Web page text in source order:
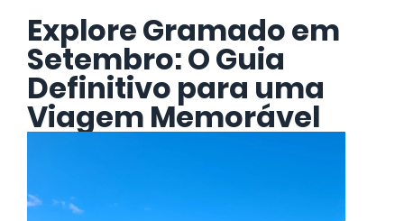
Explore Gramado em
Setembro: O Guia
Definitivo para uma
Viagem Memorável